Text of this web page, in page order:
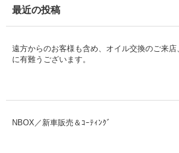
ブ
最近の投稿
遠方からのお客様も含め、オイル交換のご来店
に有難うございます。
NBOX／新車販売＆ｺｰﾃｨﾝｸﾞ